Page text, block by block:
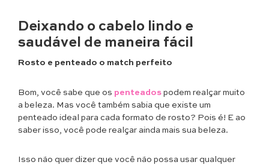
Deixando o cabelo lindo e
saudável de maneira fácil
Rosto e penteado o match perfeito
Bom, você sabe que os penteados podem realçar muito
a beleza. Mas você também sabia que existe um
penteado ideal para cada formato de rosto? Pois é! E ao
saber isso, você pode realçar ainda mais sua beleza.
Isso não quer dizer que você não possa usar qualquer